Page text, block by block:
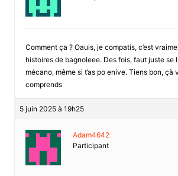
Comment ça ? Oauis, je compatis, c’est
histoires de bagnoleee. Des fois, faut juste se
mécano, même si t’as po enive. Tiens bon, çà
comprends
5 juin 2025 à 19h25
Adam4642
Participant